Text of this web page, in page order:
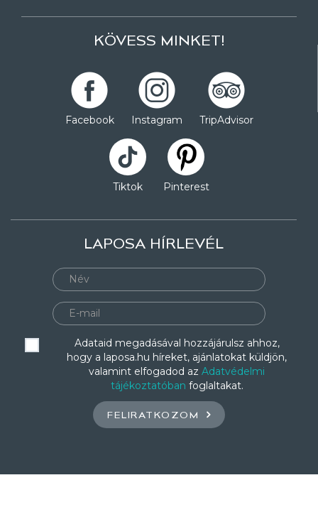
KÖVESS MINKET!
Facebook Instagram TripAdvisor
Tiktok Pinterest
LAPOSA HÍRLEVÉL
Adataid megadásával hozzájárulsz ahhoz,
hogy a laposa.hu híreket, ajánlatokat küldjön,
valamint elfogadod az Adatvédelmi
tájékoztatóban foglaltakat.
FELIRATKOZOM